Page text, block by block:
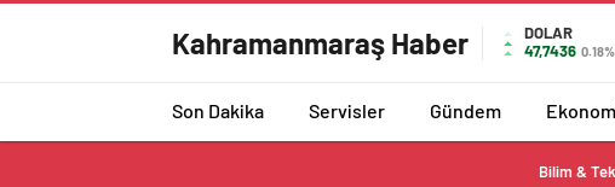
Kahramanmaraş Haber
DOLAR
47,7436 0.18%
Son Dakika Servisler Gündem
Bilim &